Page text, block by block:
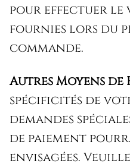
pour effectuer le
fournies lors du
commande.
Autres Moyens de
spécificités de
demandes
de paiement
envisagées.